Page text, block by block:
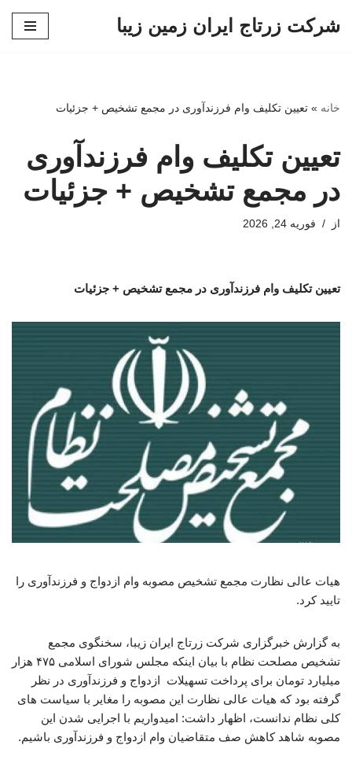
شرکت زرتاج ایران زمین زیبا
خانه » تعیین تکلیف وام فرزندآوری در مجمع تشخیص + جزئیات
تعیین تکلیف وام فرزندآوری
در مجمع تشخیص + جزئیات
از فوریه 24, 2026
تعیین تکلیف وام فرزندآوری در مجمع تشخیص + جزئیات
هیات عالی نظارت مجمع تشخیص مصوبه وام ازدواج و فرزندآوری را
تایید کرد.
به گزارش خبرگزاری شرکت زرتاج ایران زیبا، سخنگوی مجمع
تشخیص مصلحت نظام با بیان اینکه مجلس شورای اسلامی ۴۷۵ هزار
میلیارد تومان برای پرداخت تسهیلات ازدواج و فرزندآوری در نظر
گرفته بود که هیات عالی نظارت این مصوبه را مغایر با سیاست های
کلی نظام ندانست، اظهار داشت: امیدواریم با اجرایی شدن این
مصوبه شاهد کاهش صف متقاضیان وام ازدواج و فرزندآوری باشیم.